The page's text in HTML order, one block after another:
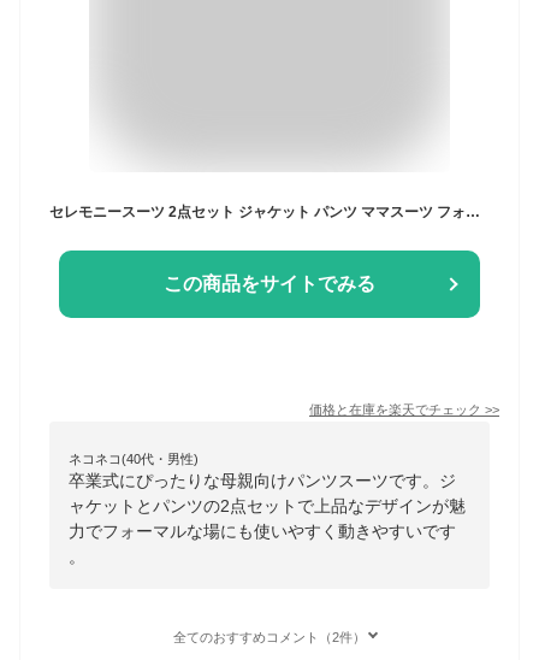
セレモニースーツ 2点セット ジャケット パンツ ママスーツ フォーマルスーツ パンツスーツ レディース ミセス 50代 40代 30代 七五三 お宮参り 卒園式 入学式 卒業式 親族 母親 服装 女性 大きいサイズ セットアップ 上品 通勤 即日発送 プレゼント ギフト
この商品をサイトでみる
価格と在庫を楽天でチェック >>
ネコネコ(40代・男性)
卒業式にぴったりな母親向けパンツスーツです。ジ
ャケットとパンツの2点セットで上品なデザインが魅
力でフォーマルな場にも使いやすく動きやすいです
。
全てのおすすめコメント（2件）